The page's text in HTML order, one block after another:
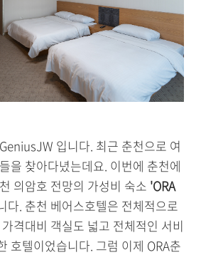
입니다. 최근 춘천으로 여
들을 찾아다녔는데요. 이번에 춘천에
의암호 전망의 가성비 숙소 'ORA
다. 춘천 베어스호텔은 전체적으로
격대비 객실도 넓고 전체적인 서비
호텔이었습니다. 그럼 이제 ORA춘